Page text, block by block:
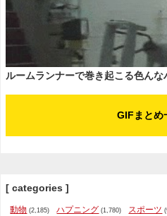
ルームランナーで巻き起こる色ん
GIFまとめ
[ categories ]
動物 (2,185) ハプニング (1,780) スポーツ